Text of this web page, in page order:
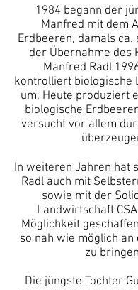
1984 begann der
Manfred mit dem
Erdbeeren, damals ca.
der Übernahme des
Manfred Radl
kontrolliert biologische
um. Heute produziert
biologische
versucht vor allem
In weiteren Jahren hat
Radl auch mit
sowie mit der
Landwirtschaft
Möglichkeit
so nah wie möglich an
zu
Die jüngste Tochter